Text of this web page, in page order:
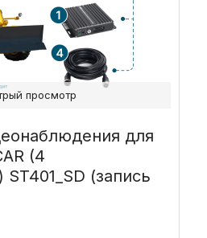
для
(4
(запись
просмотр